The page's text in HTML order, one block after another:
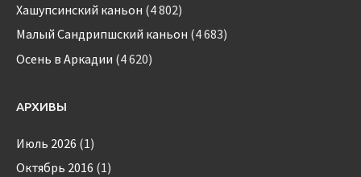
Хашупсинский каньон (4 802)
Малый Сандрипшский каньон (4 683)
Осень в Аркадии (4 620)
АРХИВЫ
Июль 2026 (1)
Октябрь 2016 (1)